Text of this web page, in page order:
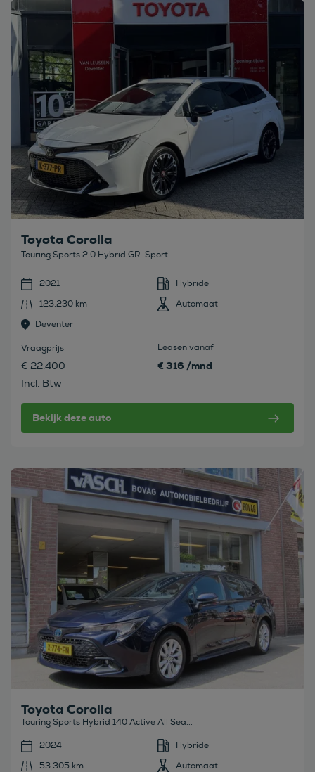
Bekijk deze auto
Toyota Corolla
Touring Sports 2.0 Hybrid GR-Sport
2021
Hybride
123.230 km
Automaat
Deventer
Vraagprijs
€ 22.400
Incl. Btw
Leasen vanaf
€ 316 /mnd
Bekijk deze auto
Bekijk deze auto
Toyota Corolla
Touring Sports Hybrid 140 Active All Sea...
2024
Hybride
53.305 km
Automaat